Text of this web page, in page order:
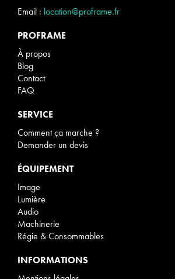
Email : location@proframe.fr
PROFRAME
À propos
Blog
Contact
FAQ
SERVICE
Comment ça marche ?
Demander un devis
ÉQUIPEMENT
Image
Lumière
Audio
Machinerie
Régie & Consommables
INFORMATIONS